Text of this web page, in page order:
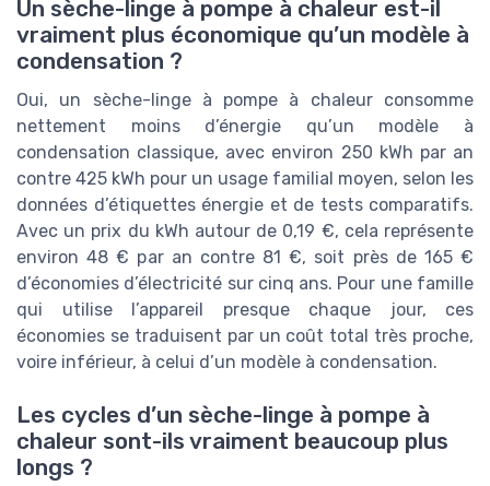
Un sèche-linge à pompe à chaleur est-il
vraiment plus économique qu’un modèle à
condensation ?
Oui, un sèche-linge à pompe à chaleur consomme
nettement moins d’énergie qu’un modèle à
condensation classique, avec environ 250 kWh par an
contre 425 kWh pour un usage familial moyen, selon les
données d’étiquettes énergie et de tests comparatifs.
Avec un prix du kWh autour de 0,19 €, cela représente
environ 48 € par an contre 81 €, soit près de 165 €
d’économies d’électricité sur cinq ans. Pour une famille
qui utilise l’appareil presque chaque jour, ces
économies se traduisent par un coût total très proche,
voire inférieur, à celui d’un modèle à condensation.
Les cycles d’un sèche-linge à pompe à
chaleur sont-ils vraiment beaucoup plus
longs ?